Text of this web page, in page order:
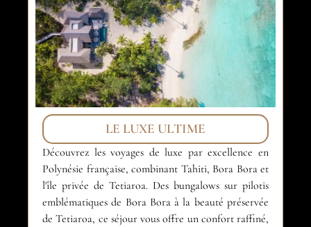
LE LUXE ULTIME
Découvrez les voyages de luxe par excellence en
Polynésie française, combinant Tahiti, Bora Bora et
l'île privée de Tetiaroa. Des bungalows sur pilotis
emblématiques de Bora Bora à la beauté préservée
de Tetiaroa, ce séjour vous offre un confort raffiné,